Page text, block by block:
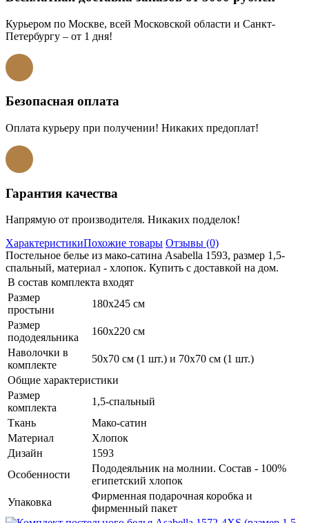
Курьером по Москве, всей Московской области и Санкт-
Петербургу – от 1 дня!
Безопасная оплата
Оплата курьеру при получении! Никаких предоплат!
Гарантия качества
Напрямую от производителя. Никаких подделок!
ХарактеристикиПохожие товары Отзывы (0)
Постельное белье из мако-сатина Asabella 1593, размер 1,5-
спальный, материал - хлопок. Купить с доставкой на дом.
В состав комплекта входят
Размер
простыни
180х245 см
Размер
пододеяльника
160х220 см
Наволочки в
комплекте
50х70 см (1 шт.) и 70х70 см (1 шт.)
Общие характеристики
Размер
комплекта
1,5-спальный
Ткань
Мако-сатин
Материал
Хлопок
Дизайн
1593
Особенности
Пододеяльник на молнии. Состав - 100%
египетский хлопок
Упаковка
Фирменная подарочная коробка и
фирменный пакет